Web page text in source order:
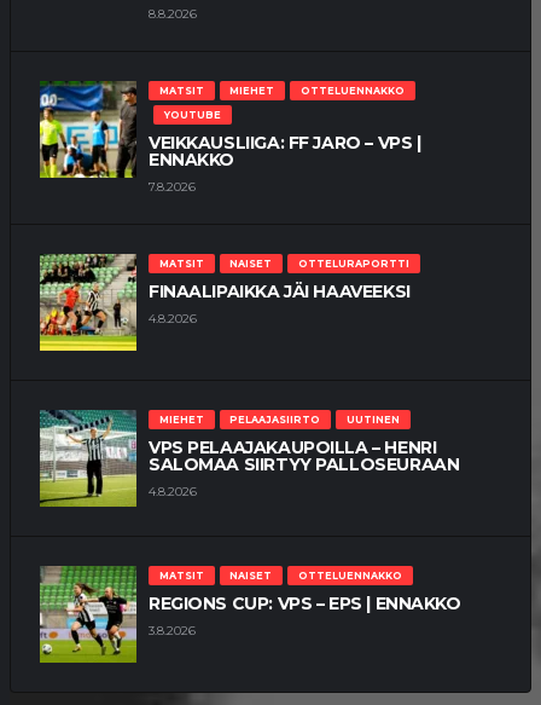
8.8.2026
MATSIT MIEHET
OTTELUENNAKKO
YOUTUBE
VEIKKAUSLIIGA: FF JARO – VPS |
ENNAKKO
7.8.2026
MATSIT NAISET OTTELURAPORTTI
FINAALIPAIKKA JÄI HAAVEEKSI
4.8.2026
MIEHET PELAAJASIIRTO UUTINEN
VPS PELAAJAKAUPOILLA – HENRI
SALOMAA SIIRTYY PALLOSEURAAN
4.8.2026
MATSIT NAISET OTTELUENNAKKO
REGIONS CUP: VPS – EPS | ENNAKKO
3.8.2026